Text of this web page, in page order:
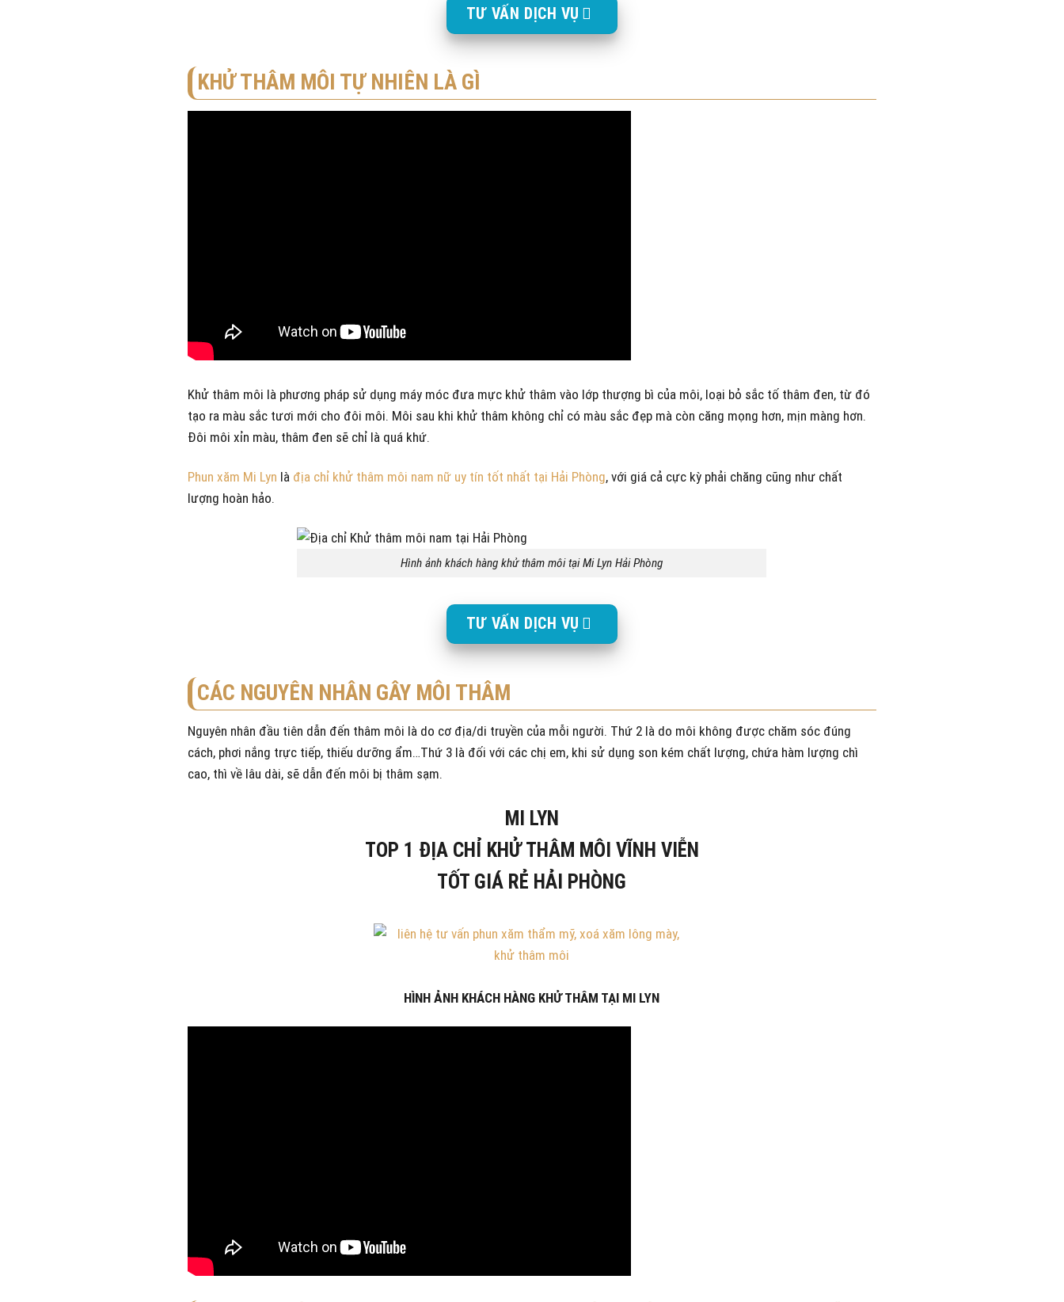
TƯ VẤN DỊCH VỤ
KHỬ THÂM MÔI TỰ NHIÊN LÀ GÌ
Khử thâm môi là phương pháp sử dụng máy móc đưa mực khử thâm vào lớp thượng bì của môi, loại bỏ sắc tố thâm đen, từ đó
tạo ra màu sắc tươi mới cho đôi môi. Môi sau khi khử thâm không chỉ có màu sắc đẹp mà còn căng mọng hơn, mịn màng hơn.
Đôi môi xỉn màu, thâm đen sẽ chỉ là quá khứ.
Phun xăm Mi Lyn là địa chỉ khử thâm môi nam nữ uy tín tốt nhất tại Hải Phòng, với giá cả cực kỳ phải chăng cũng như chất
lượng hoàn hảo.
Hình ảnh khách hàng khử thâm môi tại Mi Lyn Hải Phòng
TƯ VẤN DỊCH VỤ
CÁC NGUYÊN NHÂN GÂY MÔI THÂM
Nguyên nhân đầu tiên dẫn đến thâm môi là do cơ địa/di truyền của mỗi người. Thứ 2 là do môi không được chăm sóc đúng
cách, phơi nắng trực tiếp, thiếu dưỡng ẩm…Thứ 3 là đối với các chị em, khi sử dụng son kém chất lượng, chứa hàm lượng chì
cao, thì về lâu dài, sẽ dẫn đến môi bị thâm sạm.
MI LYN
TOP 1 ĐỊA CHỈ KHỬ THÂM MÔI VĨNH VIỄN
TỐT GIÁ RẺ HẢI PHÒNG
HÌNH ẢNH KHÁCH HÀNG KHỬ THÂM TẠI MI LYN